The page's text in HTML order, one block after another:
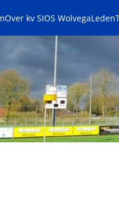
Over kv SIOS WolvegaLeden